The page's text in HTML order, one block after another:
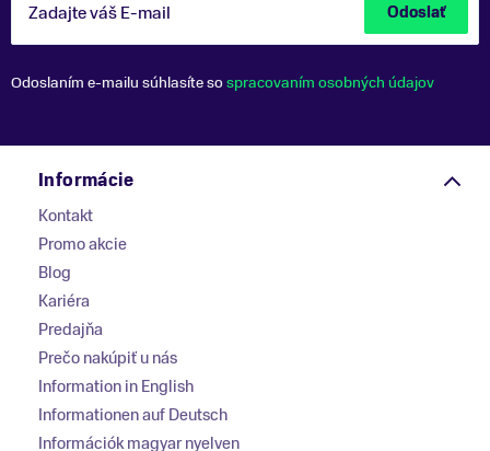
Zadajte váš E-mail Odoslať
Odoslaním e-mailu súhlasíte sospracovaním osobných údajov
Informácie
Kontakt
Promo akcie
Blog
Kariéra
Predajňa
Prečo nakúpiť u nás
Information in English
Informationen auf Deutsch
Információk magyar nyelven